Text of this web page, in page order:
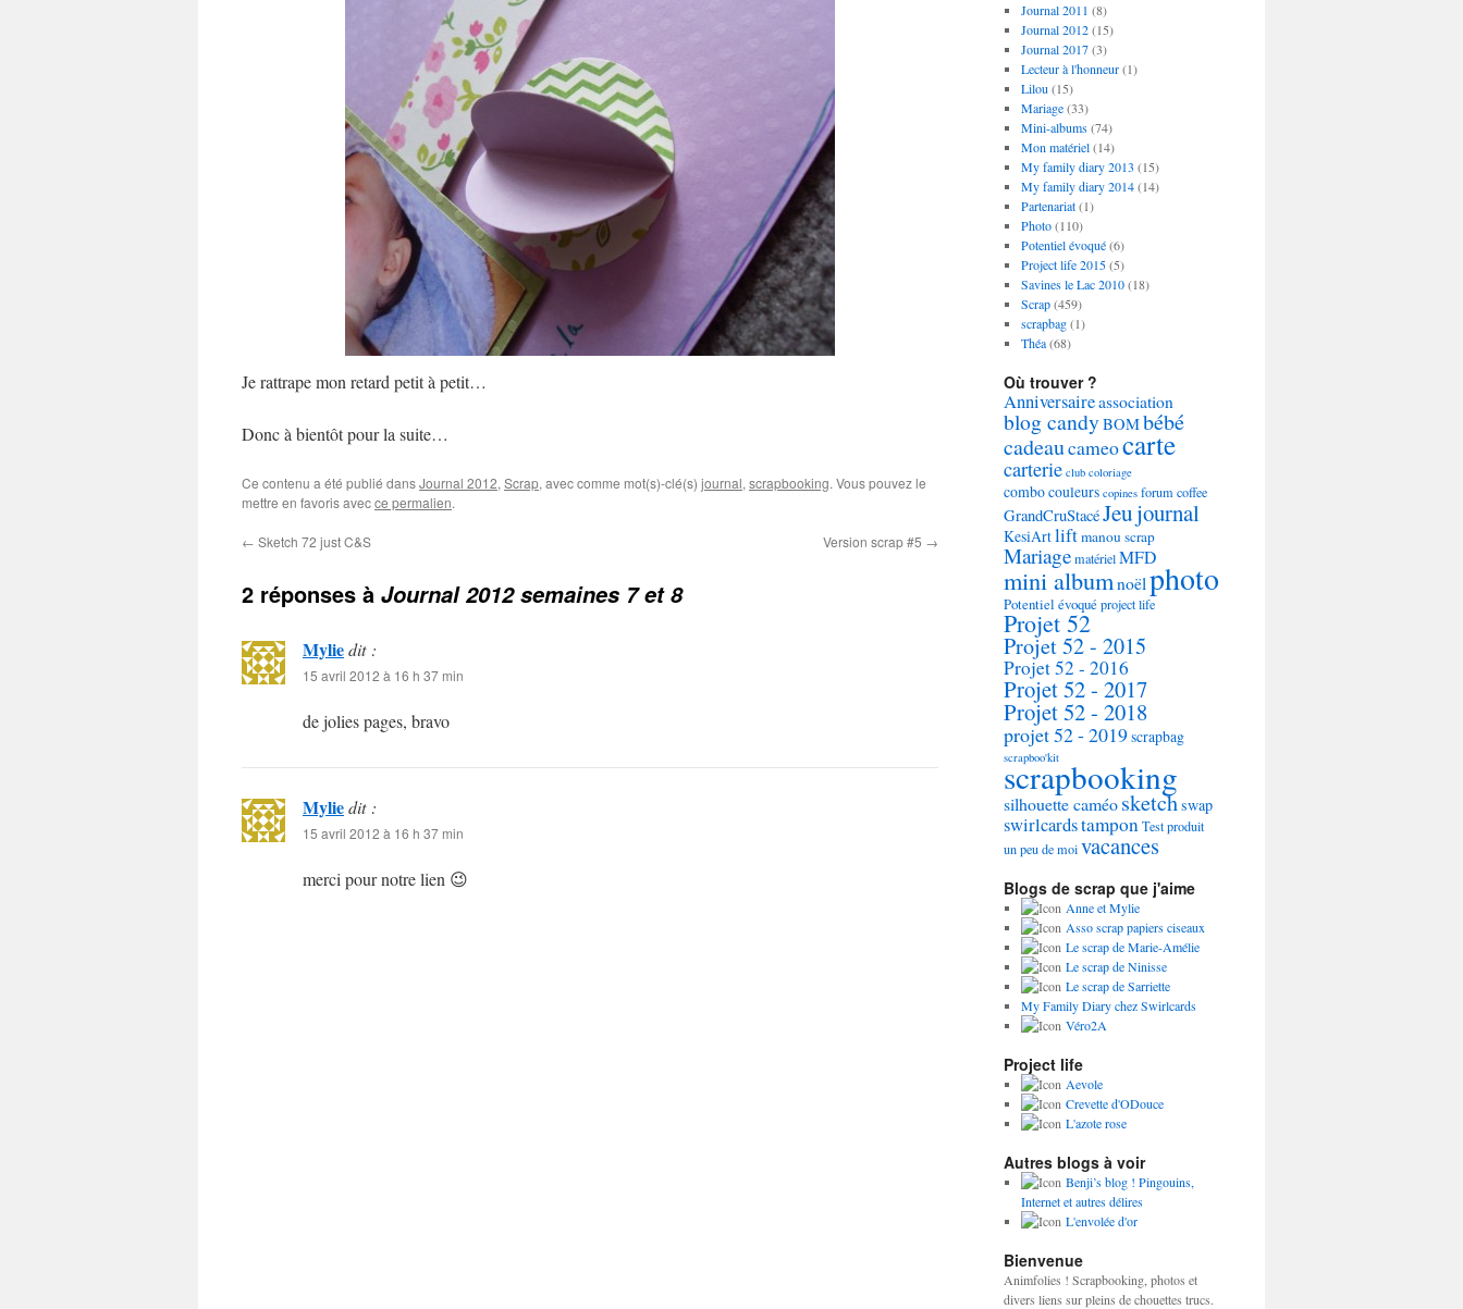
Je rattrape mon retard petit à petit…
Donc à bientôt pour la suite…
Ce contenu a été publié dansJournal 2012, Scrap, avec comme mot(s)-clé(s) journal, scrapbooking. Vous pouvez le
mettre en favoris avecce permalien.
← Sketch 72 just C&S Version scrap #5 →
2 réponses à Journal 2012 semaines 7 et 8
Myliedit :
15 avril 2012 à 16 h 37 min
de jolies pages, bravo
Myliedit :
15 avril 2012 à 16 h 37 min
merci pour notre lien 😉
Journal 2011 (8)
Journal 2012(15)
Journal 2017(3)
Lecteur à l'honneur(1)
Lilou (15)
Mariage(33)
Mini-albums(74)
Mon matériel(14)
My family diary 2013 (15)
My family diary 2014(14)
Partenariat(1)
Photo(110)
Potentiel évoqué(6)
Project life 2015(5)
Savines le Lac 2010(18)
Scrap(459)
scrapbag(1)
Théa(68)
Où trouver ?
Anniversaireassociation
blog candyBOMbébé
cadeaucameocarte
carterie club coloriage
combo couleurs copines forum coffee
GrandCruStacéJeujournal
KesiArtliftmanou scrap
MariagematérielMFD
mini albumnoëlphoto
Potentiel évoquéproject life
Projet 52
Projet 52 - 2015
Projet 52 - 2016
Projet 52 - 2017
Projet 52 - 2018
projet 52 - 2019scrapbag
scrapboo'kit
scrapbooking
silhouette caméosketchswap
swirlcardstamponTest produit
un peu de moivacances
Blogs de scrap que j'aime
Anne et Mylie
Asso scrap papiers ciseaux
Le scrap de Marie-Amélie
Le scrap de Ninisse
Le scrap de Sarriette
My Family Diary chez Swirlcards
Véro2A
Project life
Aevole
Crevette d'ODouce
L'azote rose
Autres blogs à voir
Benji’s blog ! Pingouins,
Internet et autres délires
L'envolée d'or
Bienvenue
Animfolies ! Scrapbooking, photos et
divers liens sur pleins de chouettes trucs.